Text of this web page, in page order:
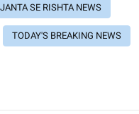
JANTA SE RISHTA NEWS
TODAY'S BREAKING NEWS